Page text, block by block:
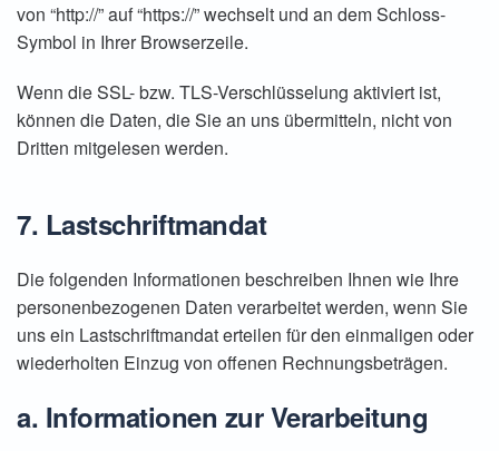
von “http://” auf “https://” wechselt und an dem Schloss-
Symbol in Ihrer Browserzeile.
Wenn die SSL- bzw. TLS-Verschlüsselung aktiviert ist,
können die Daten, die Sie an uns übermitteln, nicht von
Dritten mitgelesen werden.
7. Lastschriftmandat
Die folgenden Informationen beschreiben Ihnen wie Ihre
personenbezogenen Daten verarbeitet werden, wenn Sie
uns ein Lastschriftmandat erteilen für den einmaligen oder
wiederholten Einzug von offenen Rechnungsbeträgen.
a. Informationen zur Verarbeitung